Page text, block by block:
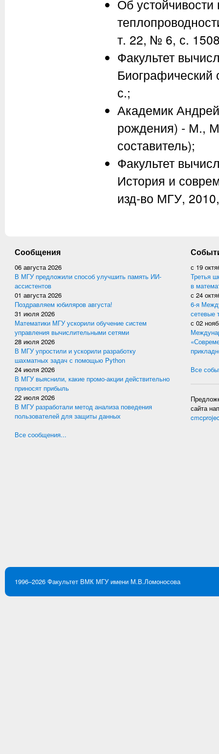
Об
т. 22, № 6, с.
Факультет
с.;
Академик
рождения) - М.,
составитель);
Факультет
История и
изд-во МГУ,
Сообщения
06 августа 2026
В МГУ предложили способ улучшить память ИИ-
ассистентов
01 августа 2026
Поздравляем юбиляров августа!
31 июля 2026
Математики МГУ ускорили обучение систем
управления вычислительными сетями
28 июля 2026
В МГУ упростили и ускорили разработку
шахматных задач с помощью Python
24 июля 2026
В МГУ выяснили, какие промо-акции действительно
приносят прибыль
22 июля 2026
В МГУ разработали метод анализа поведения
пользователей для защиты данных
Все сообщения...
с 19
Третья
в
с 24
6-я
сетевые
с 02
Все
сайта
1996–2026 Факультет ВМК МГУ имени М.В.Ломоносова